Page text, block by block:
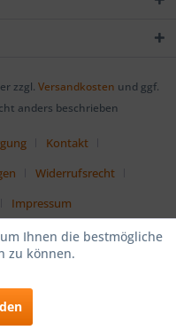
zzgl. Versandkosten und ggf.
anders beschrieben
Kontakt
Widerrufsrecht
Impressum
Ihnen die bestmögliche
zu können.